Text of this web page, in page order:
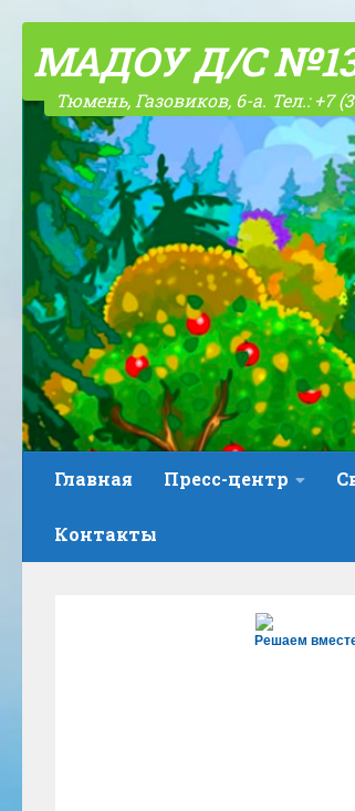
МАДОУ Д/С
Тюмень, Газовиков, 6-а. Тел.: +7
Главная Пресс-центр
Контакты
Решаем